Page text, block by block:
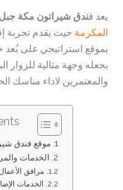
يعد فندق شيراتون مكة
المكرمة حيث يقدم تجربة
بموقع استراتيجي على
يجعله وجهة مثالية للزوار
والمعتمرين لاداء مناسك
موقع فندق
الخدمات
مرافق
الخدمات